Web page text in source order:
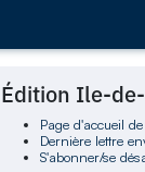
Édition Ile-
Page d'accueil
Dernière lettre
S'abonner/se